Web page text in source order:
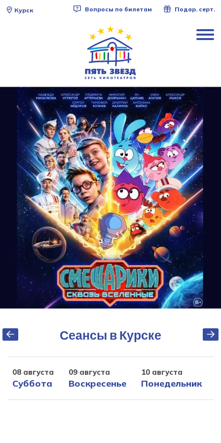
Курск Вопросы по билетам Подар. серт.
Сеансы в Курске
08 августа
Суббота
09 августа
Воскресенье
10 августа
Понедельник